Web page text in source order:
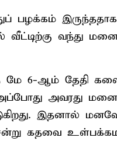
பழக்கம்
வீட்டிற்கு வந்து
மே 6-ஆம் தேதி
அவரது
இதனால்
கதவை